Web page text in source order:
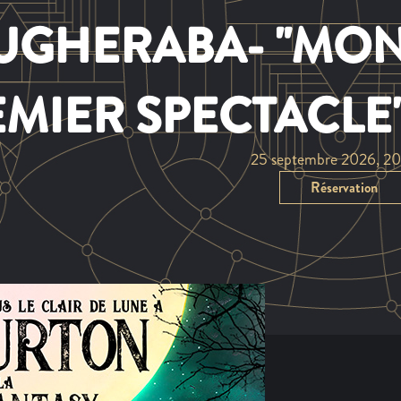
26 septembre 2026,
Réservation